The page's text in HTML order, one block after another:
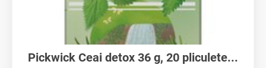
Pickwick Ceai detox 36 g, 20 pliculete...